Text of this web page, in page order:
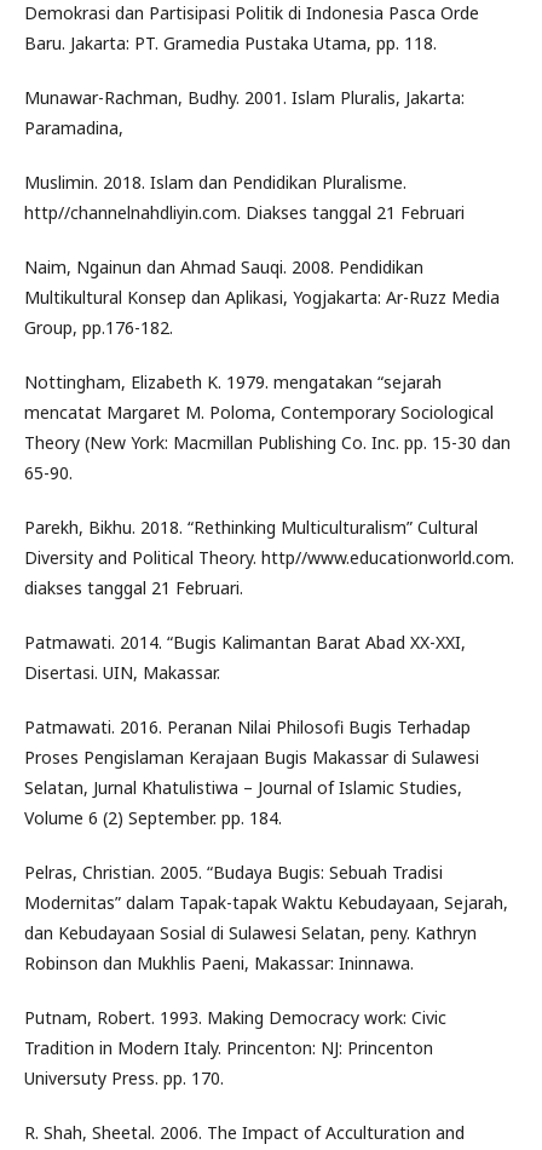
Demokrasi dan Partisipasi Politik di Indonesia Pasca Orde
Baru. Jakarta: PT. Gramedia Pustaka Utama, pp. 118.
Munawar-Rachman, Budhy. 2001. Islam Pluralis, Jakarta:
Paramadina,
Muslimin. 2018. Islam dan Pendidikan Pluralisme.
http//channelnahdliyin.com. Diakses tanggal 21 Februari
Naim, Ngainun dan Ahmad Sauqi. 2008. Pendidikan
Multikultural Konsep dan Aplikasi, Yogjakarta: Ar-Ruzz Media
Group, pp.176-182.
Nottingham, Elizabeth K. 1979. mengatakan “sejarah
mencatat Margaret M. Poloma, Contemporary Sociological
Theory (New York: Macmillan Publishing Co. Inc. pp. 15-30 dan
65-90.
Parekh, Bikhu. 2018. “Rethinking Multiculturalism” Cultural
Diversity and Political Theory. http//www.educationworld.com.
diakses tanggal 21 Februari.
Patmawati. 2014. “Bugis Kalimantan Barat Abad XX-XXI,
Disertasi. UIN, Makassar.
Patmawati. 2016. Peranan Nilai Philosofi Bugis Terhadap
Proses Pengislaman Kerajaan Bugis Makassar di Sulawesi
Selatan, Jurnal Khatulistiwa – Journal of Islamic Studies,
Volume 6 (2) September. pp. 184.
Pelras, Christian. 2005. “Budaya Bugis: Sebuah Tradisi
Modernitas” dalam Tapak-tapak Waktu Kebudayaan, Sejarah,
dan Kebudayaan Sosial di Sulawesi Selatan, peny. Kathryn
Robinson dan Mukhlis Paeni, Makassar: Ininnawa.
Putnam, Robert. 1993. Making Democracy work: Civic
Tradition in Modern Italy. Princenton: NJ: Princenton
Universuty Press. pp. 170.
R. Shah, Sheetal. 2006. The Impact of Acculturation and